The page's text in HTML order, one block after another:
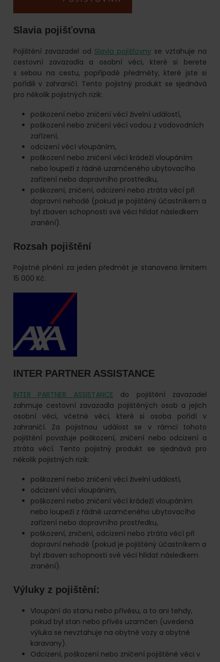
Slavia pojišťovna
Pojištění zavazadel od Slavia pojišťovny se vztahuje na
cestovní zavazadla a osobní věci, které si berete
s sebou na cestu, popřípadě předměty, které jste si
pořídili v zahraničí. Tento pojistný produkt se sjednává
pro několik pojistných rizik:
poškození nebo zničení věcí živelní událostí,
poškození nebo zničení věcí vodou z vodovodních
zařízení,
odcizení věcí vloupáním,
poškození nebo zničení věcí krádeží vloupáním
nebo loupeží z řádně uzamčeného ubytovacího
zařízení nebo dopravního prostředku,
poškození, zničení, odcizení nebo ztráta věcí při
dopravní nehodě (pokud je pojištěný účastníkem a
byl zbaven schopnosti své věci hlídat následkem
zranění).
Rozsah pojištění
Pojistné plnění za jeden předmět je stanoveno limitem
15 000 Kč.
INTER PARTNER ASSISTANCE
INTER PARTNER ASSISTANCE do pojištění zavazadel
zahrnuje cestovní zavazadla pojištěných osob a jejich
osobní věci, včetně věcí, které si osoba pořídí v
zahraničí. Za pojistnou událost se v rámci tohoto
pojištění považuje poškození, zničení nebo odcizení a
ztráta věcí. Tento pojistný produkt se sjednává pro
několik pojistných rizik:
poškození nebo zničení věcí živelní událostí,
odcizení věcí vloupáním,
poškození nebo zničení věcí krádeží vloupáním
nebo loupeží z řádně uzamčeného ubytovacího
zařízení nebo dopravního prostředku,
poškození, zničení, odcizení nebo ztráta věcí při
dopravní nehodě (pokud je pojištěný účastníkem a
byl zbaven schopnosti své věci hlídat následkem
zranění).
Výluky z pojištění:
Vloupání do stanu nebo přívěsu, a to ani tehdy,
pokud byl stan nebo přívěs uzamčen (uvedená
výluka se nevztahuje na obytné vozy a obytné
karavany).
Odcizení, poškození nebo zničení pojištěné věci v